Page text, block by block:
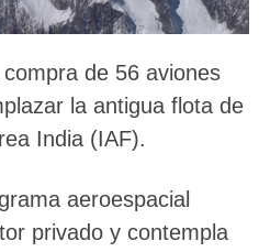
de 56 aviones
la antigua flota de
India (IAF).
aeroespacial
privado y contempla